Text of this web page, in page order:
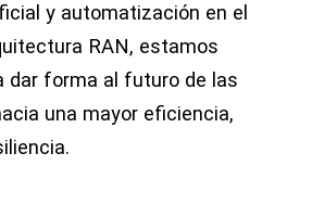
y automatización en el
RAN, estamos
dar forma al futuro de las
una mayor eficiencia,